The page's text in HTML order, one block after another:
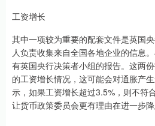
工资增长
其中一项较为重要的配套文件是英国
人负责收集来自全国各地企业的信息
有英国央行决策者小组的报告。这两
的工资增长情况，这可能会对通胀产
示，如果工资增长超过3.5%，则不符
让货币政策委员会更有理由在进一步降